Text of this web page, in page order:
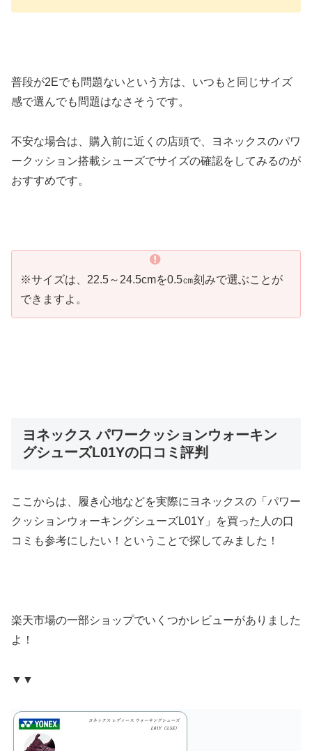
普段が2Eでも問題ないという方は、いつもと同じサイズ
感で選んでも問題はなさそうです。
不安な場合は、購入前に近くの店頭で、ヨネックスのパワ
ークッション搭載シューズでサイズの確認をしてみるのが
おすすめです。
※サイズは、22.5～24.5cmを0.5㎝刻みで選ぶことが
できますよ。
ヨネックス パワークッションウォーキン
グシューズL01Yの口コミ評判
ここからは、履き心地などを実際にヨネックスの「パワー
クッションウォーキングシューズL01Y」を買った人の口
コミも参考にしたい！ということで探してみました！
楽天市場の一部ショップでいくつかレビューがありました
よ！
▼▼